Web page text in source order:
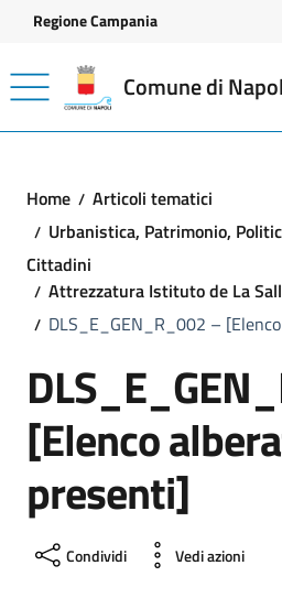
Vai ai contenuti
Vai al footer
Regione Campania
Comune di
Home
Articoli tematici
Urbanistica, Patrimonio,
Cittadini
Attrezzatura Istituto de La
DLS_E_GEN_R_002 –
[Elenco
presenti]
Condividi Vedi azioni